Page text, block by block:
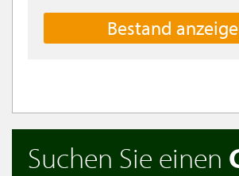
Bestand
Suchen Sie einen